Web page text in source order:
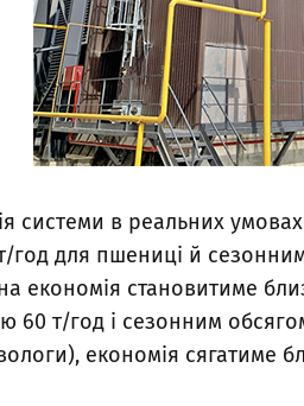
системи в реальних
год для пшениці й
економія становитиме
60 т/год і сезонним
економія сягатиме